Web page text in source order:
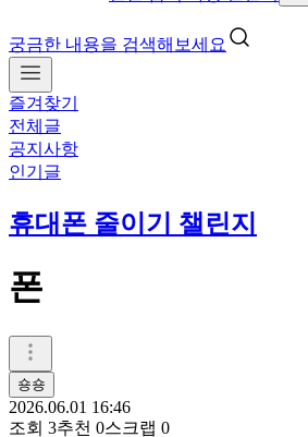
궁금한 내용을 검색해보세요
즐겨찾기
전체글
공지사항
인기글
휴대폰 줄이기 챌린지
폰
숑숑
2026.06.01 16:46
조회 3추천 0스크랩 0